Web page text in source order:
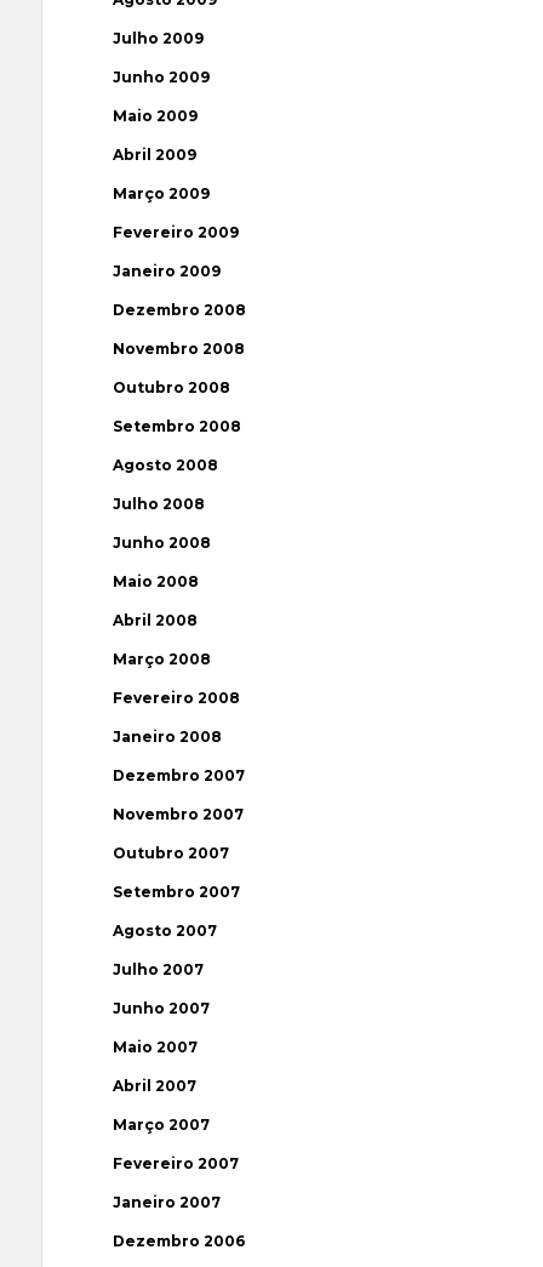
Julho 2009
Junho 2009
Maio 2009
Abril 2009
Março 2009
Fevereiro 2009
Janeiro 2009
Dezembro 2008
Novembro 2008
Outubro 2008
Setembro 2008
Agosto 2008
Julho 2008
Junho 2008
Maio 2008
Abril 2008
Março 2008
Fevereiro 2008
Janeiro 2008
Dezembro 2007
Novembro 2007
Outubro 2007
Setembro 2007
Agosto 2007
Julho 2007
Junho 2007
Maio 2007
Abril 2007
Março 2007
Fevereiro 2007
Janeiro 2007
Dezembro 2006